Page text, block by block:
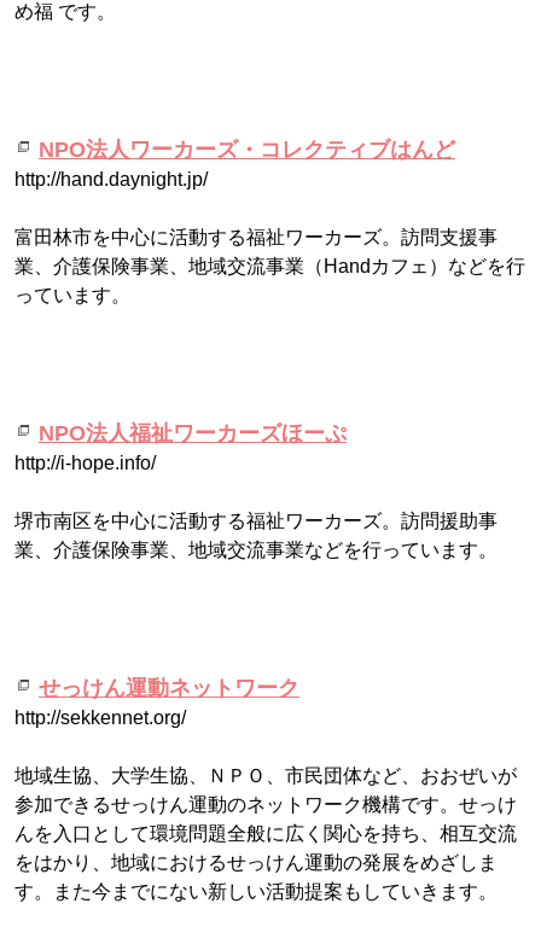
め福 です。
NPO法人ワーカーズ・コレクティブはんど
http://hand.daynight.jp/
富田林市を中心に活動する福祉ワーカーズ。訪問支援事
業、介護保険事業、地域交流事業（Handカフェ）などを行
っています。
NPO法人福祉ワーカーズほーぷ
http://i-hope.info/
堺市南区を中心に活動する福祉ワーカーズ。訪問援助事
業、介護保険事業、地域交流事業などを行っています。
せっけん運動ネットワーク
http://sekkennet.org/
地域生協、大学生協、ＮＰＯ、市民団体など、おおぜいが
参加できるせっけん運動のネットワーク機構です。せっけ
んを入口として環境問題全般に広く関心を持ち、相互交流
をはかり、地域におけるせっけん運動の発展をめざしま
す。また今までにない新しい活動提案もしていきます。